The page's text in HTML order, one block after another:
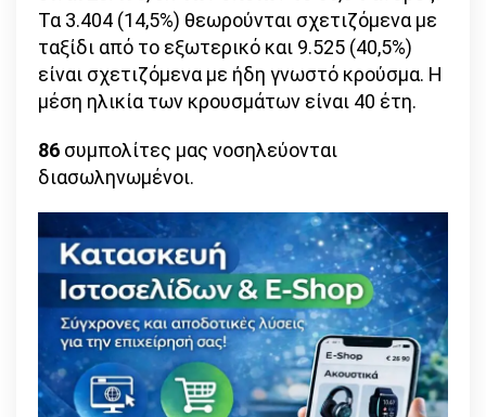
Τα 3.404 (14,5%) θεωρούνται σχετιζόμενα με
ταξίδι από το εξωτερικό και 9.525 (40,5%)
είναι σχετιζόμενα με ήδη γνωστό κρούσμα. Η
μέση ηλικία των κρουσμάτων είναι 40 έτη.
86 συμπολίτες μας νοσηλεύονται
διασωληνωμένοι.